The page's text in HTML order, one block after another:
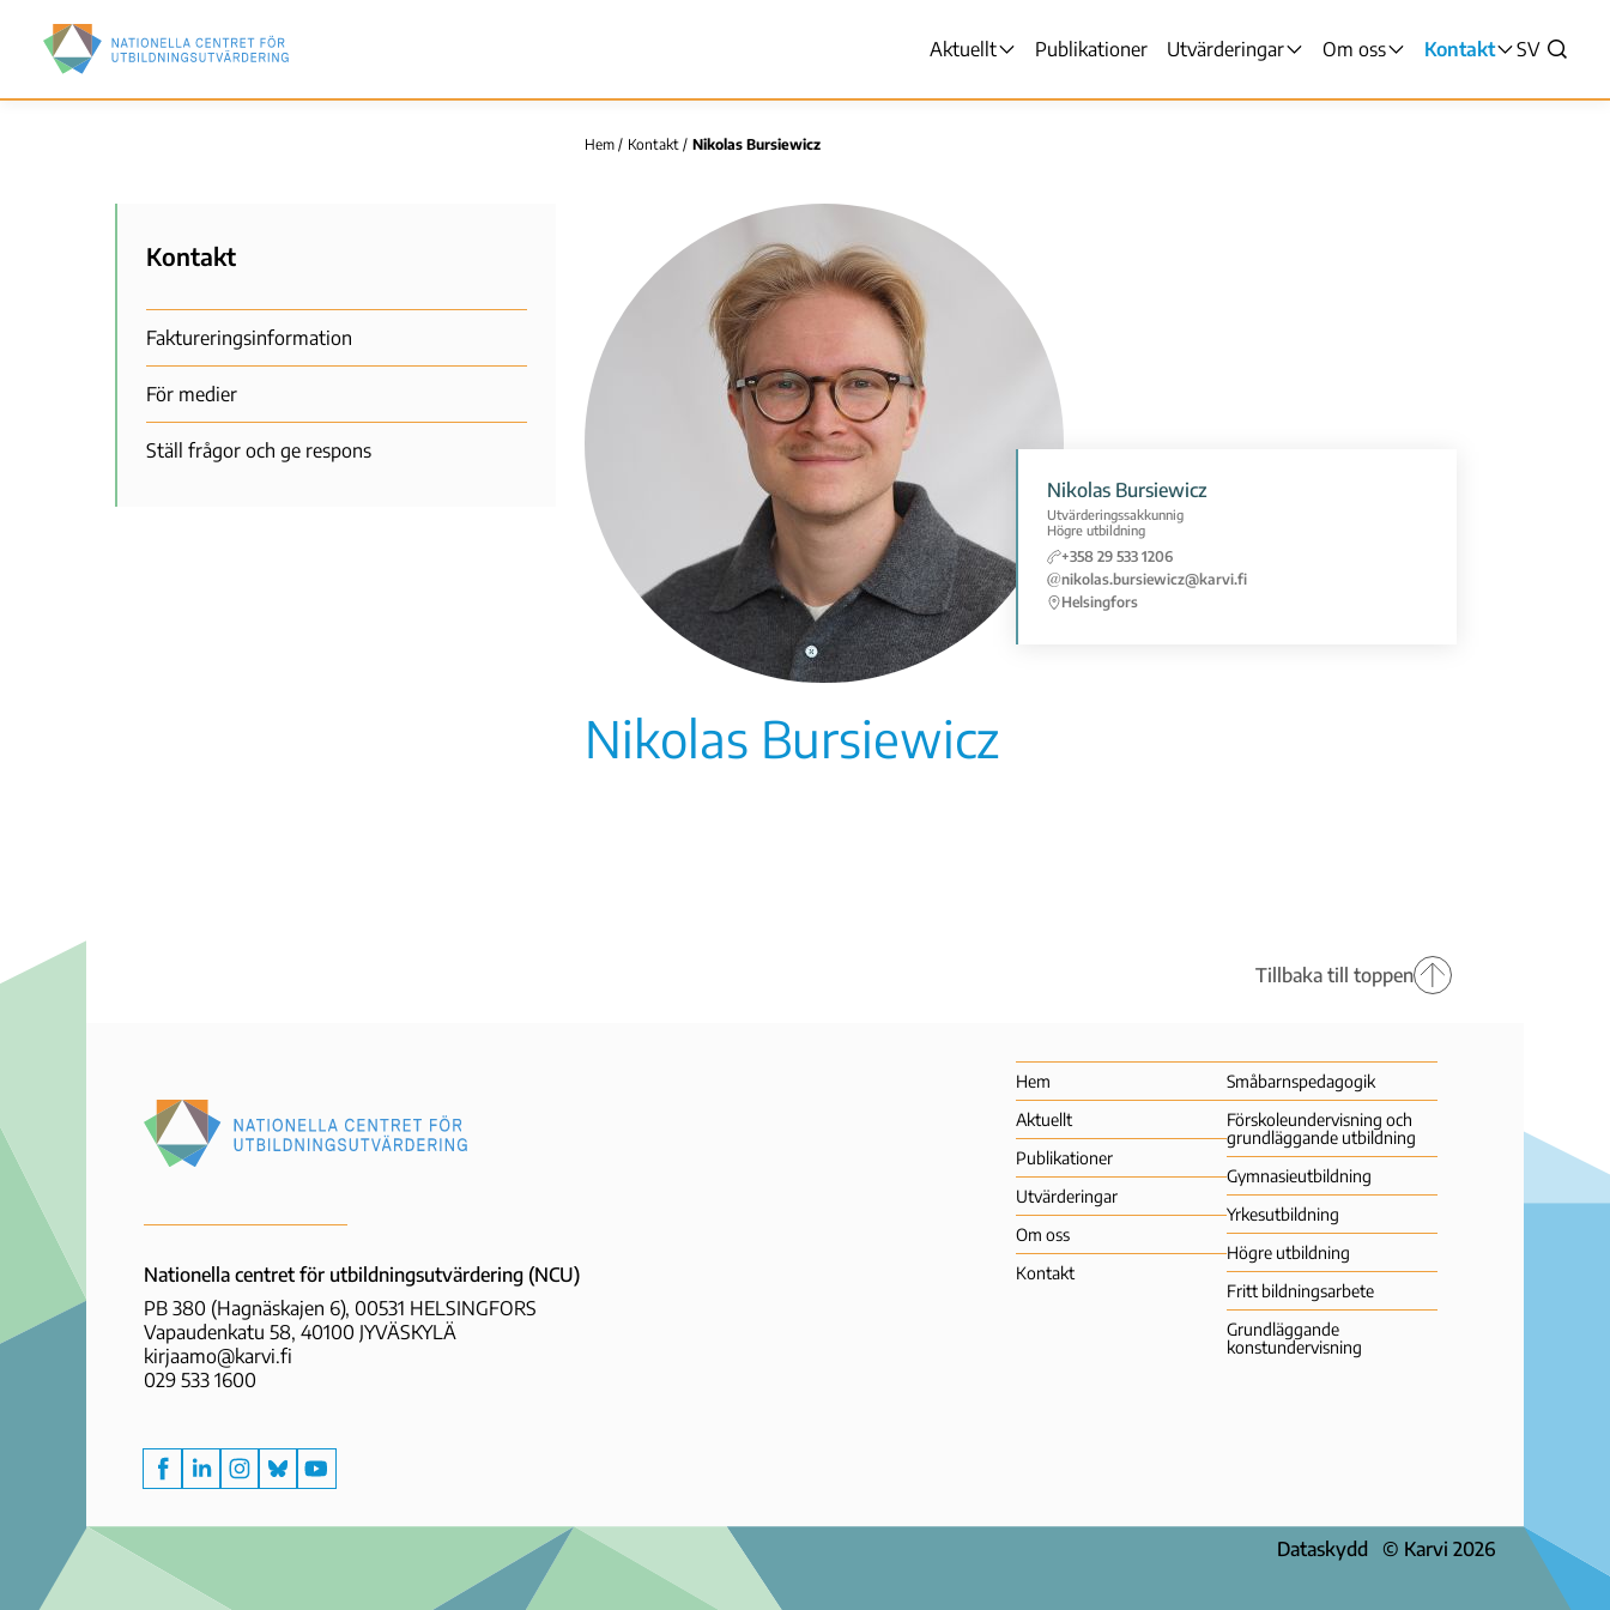
huvudinnehåll
Nationella
centret
Huvudmenyn
Aktuellt Publikationer Utvärderingar Om oss Kontakt
VALITSE
SWITCH
SV
Hem Kontakt Nikolas Bursiewicz
Nikolas Bursiewicz
Nikolas Bursiewicz
Utvärderingssakkunnig
Högre utbildning
+358 29 533 1206
nikolas.bursiewicz@karvi.fi
Helsingfors
Meny
Kontakt
Faktureringsinformation
För medier
Ställ frågor och ge respons
Tillbaka till toppen
för
(NCU)
Hem
Aktuellt
Publikationer
Utvärderingar
Om oss
Kontakt
Småbarns­pedagogik
Förskoleundervisning och
grundläggande utbildning
Gymnasie­utbildning
Yrkes­utbildning
Högre utbildning
Fritt bildningsarbete
Grundläggande
konstundervisning
Nationella centret för utbildningsutvärdering (NCU)
PB 380 (Hagnäskajen 6), 00531 HELSINGFORS
Vapaudenkatu 58, 40100 JYVÄSKYLÄ
kirjaamo@karvi.fi
029 533 1600
Facebook
LinkedInInstagram
Bluesky
Dataskydd © Karvi 2026